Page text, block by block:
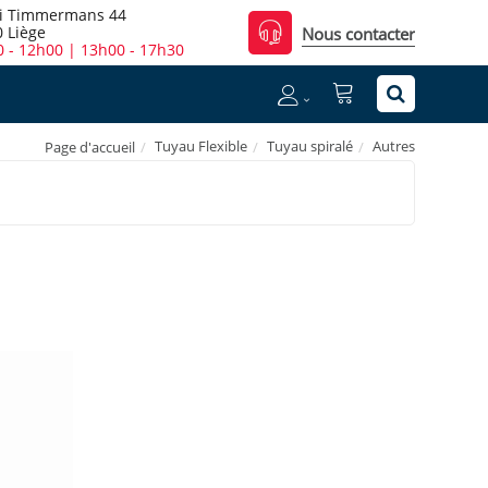
Timmermans 44
Liège
- 12h00 | 13h00 - 17h30
Nous contacter
Page d'accueil Tuyau Flexible Tuyau spiralé Autres